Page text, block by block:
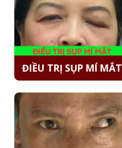
ĐIỀU TRỊ SỤP MÍ MẮT